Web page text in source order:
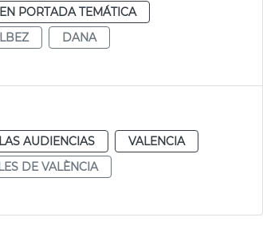
EN PORTADA TEMÁTICA
DANA
AUDIENCIAS
VALENCIA
DE VALÈNCIA